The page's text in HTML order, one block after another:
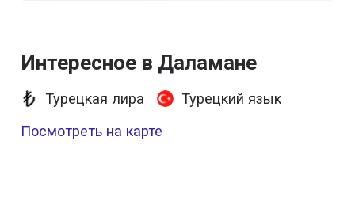
Интересное в Даламане
Турецкая лира
Турецкий язык
Посмотреть на карте